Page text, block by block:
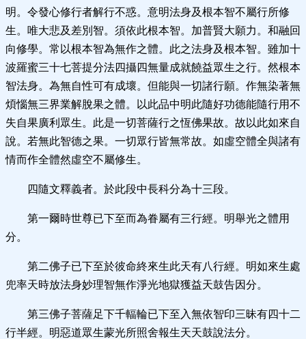
明。令發心修行者解行不惑。意明法身及根本智不屬行所修
生。唯大悲及差別智。須依此根本智。加普賢大願力。和融回
向修學。常以根本智為無作之體。此之法身及根本智。雖加十
波羅蜜三十七菩提分法四攝四無量成就饒益眾生之行。然根本
智法身。為無自性可有成壞。但能與一切諸行願。作無染著無
煩惱無三界業解脫果之體。以此品中明此隨好功德能隨行用不
失自果廣利眾生。此是一切菩薩行之恆佛果故。故以此如來自
說。若無此智德之果。一切眾行皆無常故。如虛空體全與諸有
情而作全體然虛空不屬修生。
四隨文釋義者。於此段中長科分為十三段。
第一爾時世尊已下至而為眷屬有三行經。明舉光之體用
分。
第二佛子已下至於彼命終來生此天有八行經。明如來生處
兜率天時放法身妙理智無作淨光地獄獲益天鼓告因分。
第三佛子菩薩足下千輻輪已下至入無依智印三昧有四十二
行半經。明惡道眾生蒙光所照舍報生天天鼓說法分。